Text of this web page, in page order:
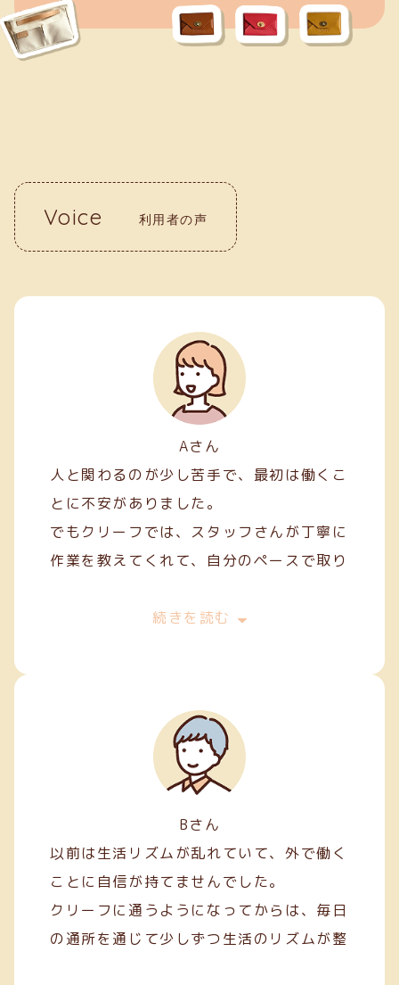
Voice 利用者の声
Aさん
人と関わるのが少し苦手で、最初は働くこ
とに不安がありました。
でもクリーフでは、スタッフさんが丁寧に
作業を教えてくれて、自分のペースで取り
最初は両面テープ貼りや裁縫などの簡単な
続きを読む
Bさん
以前は生活リズムが乱れていて、外で働く
ことに自信が持てませんでした。
クリーフに通うようになってからは、毎日
の通所を通じて少しずつ生活のリズムが整